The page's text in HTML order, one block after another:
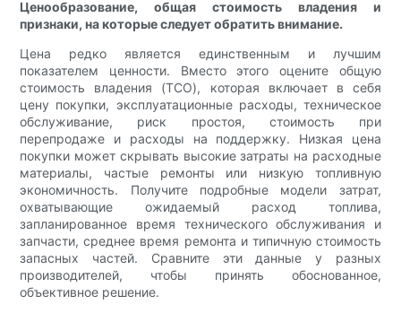
Ценообразование, общая стоимость владения и
признаки, на которые следует обратить внимание.
Цена редко является единственным и лучшим
показателем ценности. Вместо этого оцените общую
стоимость владения (TCO), которая включает в себя
цену покупки, эксплуатационные расходы, техническое
обслуживание, риск простоя, стоимость при
перепродаже и расходы на поддержку. Низкая цена
покупки может скрывать высокие затраты на расходные
материалы, частые ремонты или низкую топливную
экономичность. Получите подробные модели затрат,
охватывающие ожидаемый расход топлива,
запланированное время технического обслуживания и
запчасти, среднее время ремонта и типичную стоимость
запасных частей. Сравните эти данные у разных
производителей, чтобы принять обоснованное,
объективное решение.